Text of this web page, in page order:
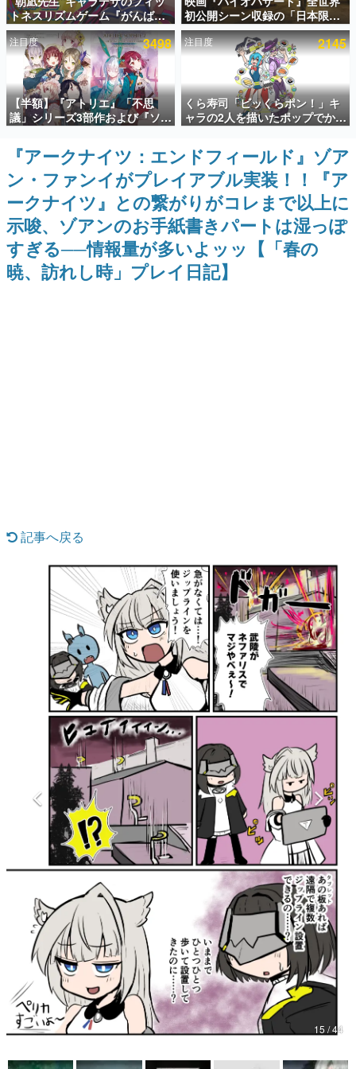
インタビュー
連載・特集一覧
殿堂入り記事
SNS拡散数が数千以上！ ページビュー数万以上！ などな
ど。多くの人々に読まれた、電ファミ渾身の“殿堂入り”記
事をまとめました。
ゲームの企画書
名作ゲームクリエイターの方々に製作時のエピソードをお
聞きし、ヒットする企画（ゲーム）とは何か？を探ってい
きます。
赫本
この物語を解いてはいけない。『赫本』は、〈試験問題〉
の形をした短編ホラー小説集です。
新世代に訊く
です。
ゲームが変えた日本語
「経験値」「裏技」「ラスボス」… ゲームにまつわる言葉
の起源や用法の変遷を、コンピューター文化史研究家・タ
イニーP氏が徹底調査。
カテゴリ
特集記事
マンガ
女性向け
アプリレビュー
その他
電ファミニコゲーマーとは？
運営：株式会社マレ
トネスリズムゲーム『がんば
れ！チアリズム』Steamストア
ページが公開。キャラクターの
CVは陽向葵ゅかさん
初公開シーン収録の「日本限
定」予告映像が解禁。バイオの
日（8月10日）にあわせて、
「ラクーンシティ総合病院」へ
行く配達人の姿が披露
注目度 3498
【半額】『アトリエ』「不思
議」シリーズ3部作および『ソフ
ィーのアトリエ2』公式画集の
Kindle版が50%オフとなるセー
ルが開催中。各作品の設定画や
美麗なイラストの数々をふんだ
んに収録
注目度 2145
くら寿司「ビッくらポン！」キ
ャラの2人を描いたポップでかわ
いいコラボイラストが公開。コ
ラボイラストを使用した限定T
シャツ&ステッカーがアソビシ
ステム主催「Akaku展」にて販
売へ
『アークナイツ：エンドフィールド』ゾア
ン・ファンイがプレイアブル実装！！『ア
ークナイツ』との繋がりがコレまで以上に
示唆、ゾアンのお手紙書きパートは湿っぽ
すぎる──情報量が多いよッッ【「春の
暁、訪れし時」プレイ日記】
記事へ戻る
15 / 44